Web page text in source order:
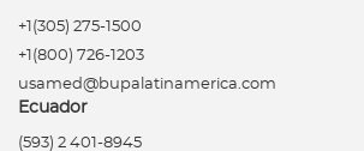
+1(305) 275-1500
+1(800) 726-1203
usamed@bupalatinamerica.com
Ecuador
(593) 2 401-8945